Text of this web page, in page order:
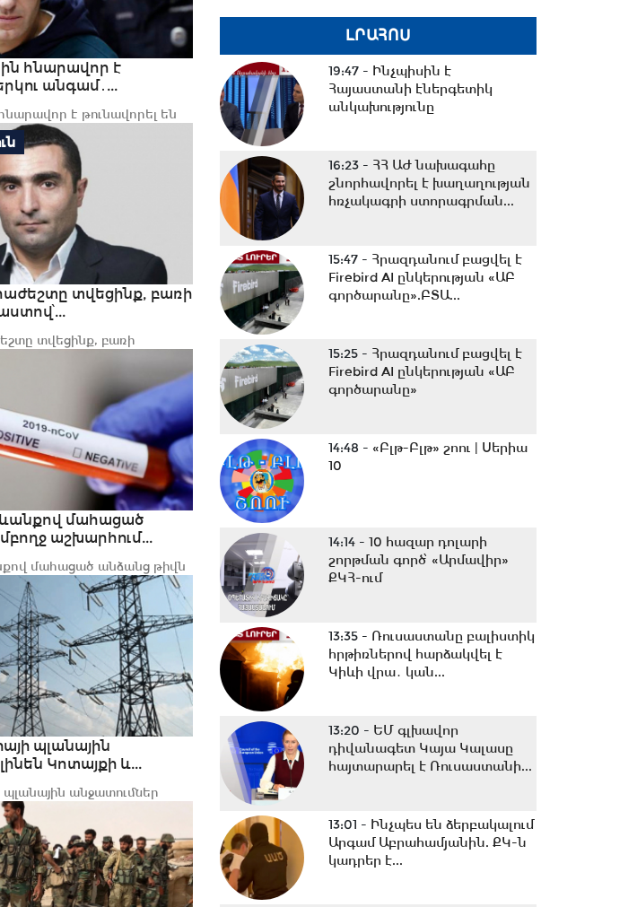
հնարավոր է
անգամ․...
է թունավորել են
York Times
տվեցինք, բառի
տվեցինք, բառի
երկու ՀԵՐՈՍՆԵՐԻՆ.
մահացած
աշխարհում...
մահացած անձանց թիվն
է 1.083
պլանային
Կոտայքի և...
անջատումներ
մարզերում
ԼՐԱՀՈՍ
19:47 - Ինչպիսին է
Հայաստանի էներգետիկ
անկախությունը
16:23 - ՀՀ ԱԺ նախագահը
շնորհավորել է խաղաղության
հռչակագրի ստորագրման...
15:47 - Հրազդանում բացվել է
Firebird AI ընկերության «ԱԲ
գործարանը».ԲՏԱ...
15:25 - Հրազդանում բացվել է
Firebird AI ընկերության «ԱԲ
գործարանը»
14:48 - «Բլթ-Բլթ» շոու | Սերիա
10
14:14 - 10 հազար դոլարի
շորթման գործ՝ «Արմավիր»
ՔԿՀ-ում
13:35 - Ռուսաստանը բալիստիկ
հրթիռներով հարձակվել է
Կիևի վրա․ կան...
13:20 - ԵՄ գլխավոր
դիվանագետ Կայա Կալասը
հայտարարել է Ռուսաստանի...
13:01 - Ինչպես են ձերբակալում
Արգամ Աբրահամյանին. ՔԿ-ն
կադրեր է...